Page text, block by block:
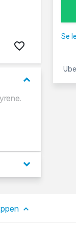
keyboard_arrow_down
keyboard_arrow_down
Se